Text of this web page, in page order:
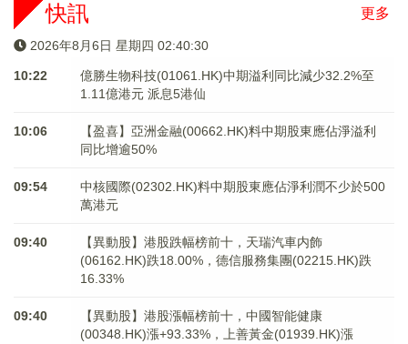
更多
快訊
2026年8月6日 星期四 02:40:30
10:22
億勝生物科技(01061.HK)中期溢利同比減少32.2%至
1.11億港元 派息5港仙
10:06
【盈喜】亞洲金融(00662.HK)料中期股東應佔淨溢利
同比增逾50%
09:54
中核國際(02302.HK)料中期股東應佔淨利潤不少於500
萬港元
09:40
【異動股】港股跌幅榜前十，天瑞汽車内飾
(06162.HK)跌18.00%，德信服務集團(02215.HK)跌
16.33%
09:40
【異動股】港股漲幅榜前十，中國智能健康
(00348.HK)漲+93.33%，上善黃金(01939.HK)漲